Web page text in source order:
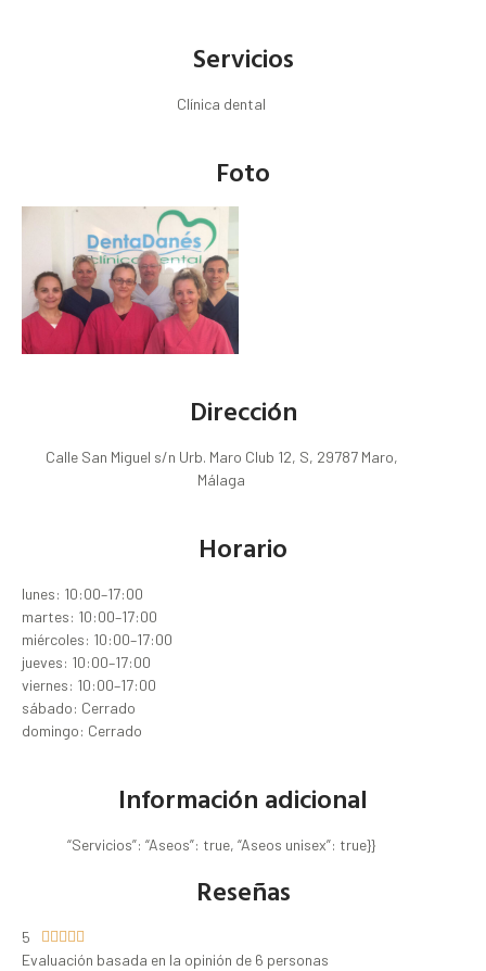
Servicios
Clínica dental
Foto
Dirección
Calle San Miguel s/n Urb. Maro Club 12, S, 29787 Maro,
Málaga
Horario
lunes: 10:00–17:00
martes: 10:00–17:00
miércoles: 10:00–17:00
jueves: 10:00–17:00
viernes: 10:00–17:00
sábado: Cerrado
domingo: Cerrado
Información adicional
“Servicios”: “Aseos”: true, “Aseos unisex”: true}}
Reseñas
5 
Evaluación basada en la opinión de 6 personas